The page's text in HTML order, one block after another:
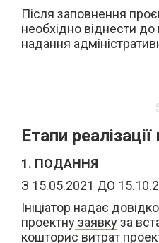
Після заповнення
необхідно віднести
надання
Етапи
1. ПОДАННЯ
З 15.05.2021 ДО
Ініціатор надає
проектнузаявкуза
кошторис витрат